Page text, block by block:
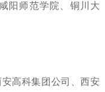
阳师范学院、铜川大
高科集团公司、西安